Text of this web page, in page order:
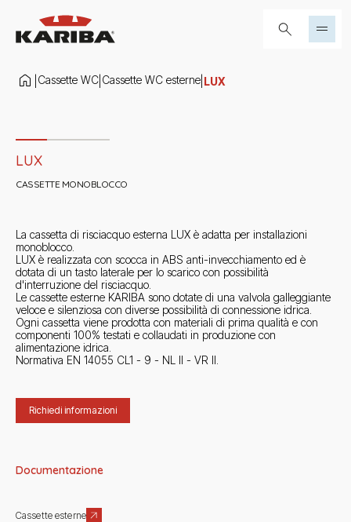
Cassette WC Cassette WC esterne LUX
LUX
CASSETTE MONOBLOCCO
La cassetta di risciacquo esterna LUX è adatta per installazioni
monoblocco.
LUX è realizzata con scocca in ABS anti-invecchiamento ed è
dotata di un tasto laterale per lo scarico con possibilità
d'interruzione del risciacquo.
Le cassette esterne KARIBA sono dotate di una valvola galleggiante
veloce e silenziosa con diverse possibilità di connessione idrica.
Ogni cassetta viene prodotta con materiali di prima qualità e con
componenti 100% testati e collaudati in produzione con
alimentazione idrica.
Normativa EN 14055 CL1 - 9 - NL II - VR II.
Richiedi informazioni
Documentazione
Cassette esterne